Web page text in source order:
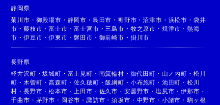
静岡県
菊川市 ・ 御殿場市 ・ 静岡市 ・ 島田市 ・裾野市 ・沼津市 ・ 浜松市 ・ 袋井
市 ・藤枝市 ・富士市 ・富士宮市 ・三島市 ・ 牧之原市 ・ 焼津市 ・ 熱海
市 ・伊豆市 ・伊東市 ・磐田市 ・ 御前崎市 ・ 掛川市
長野県
軽井沢町 ・坂城町 ・ 富士見町 ・ 南箕輪村 ・ 御代田町 ・ 山ノ内町 ・ 松川
町 ・木曽町 ・高森町 ・佐久穂町 ・飯綱町 ・ 小布施町 ・ 池田町 ・ 松川
村 ・長野市 ・松本市 ・上田市 ・ 佐久市 ・ 安曇野市 ・ 塩尻市 ・伊那市 ・
千曲市 ・ 茅野市 ・ 岡谷市 ・諏訪市 ・須坂市 ・ 中野市 ・ 小諸市 ・駒ヶ根